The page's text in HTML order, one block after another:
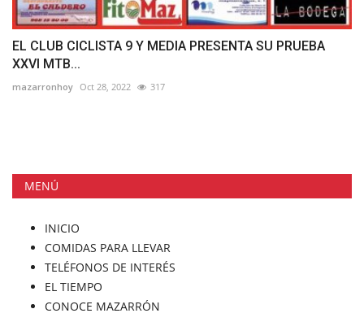
EL CLUB CICLISTA 9 Y MEDIA PRESENTA SU PRUEBA
XXVI MTB...
mazarronhoy Oct 28, 2022 317
MENÚ
INICIO
COMIDAS PARA LLEVAR
TELÉFONOS DE INTERÉS
EL TIEMPO
CONOCE MAZARRÓN